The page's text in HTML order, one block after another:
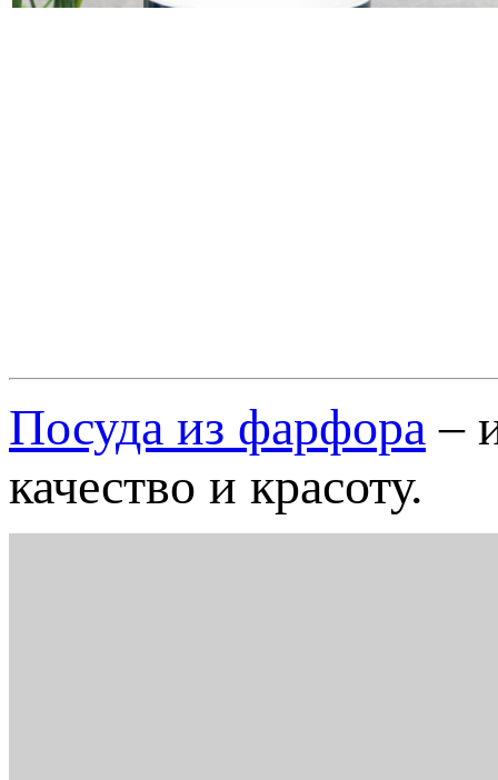
Посуда из фарфора –
качество и красоту.